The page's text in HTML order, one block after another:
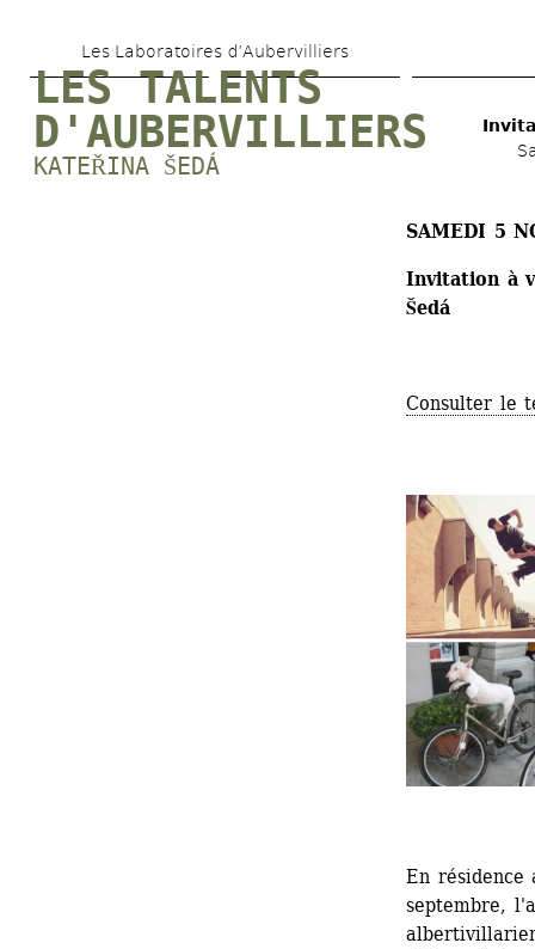
au
contenu
principal
Les Laboratoires d’Aubervilliers
LES TALENTS
D'AUBERVILLIERS
KATEŘINA ŠEDÁ
SAMEDI 5
Invitation à
Šedá
Consulter le
En résidence
septembre,